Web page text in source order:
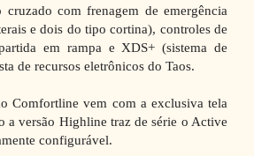
com frenagem de emergência
e dois do tipo cortina), controles de
em rampa e XDS+ (sistema de
de recursos eletrônicos do Taos.
Comfortline vem com a exclusiva tela
a versão Highline traz de série o Active
configurável.